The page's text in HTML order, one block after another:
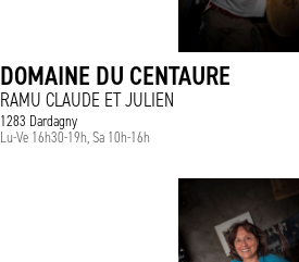
DOMAINE DU CENTAURE
RAMU CLAUDE ET JULIEN
1283 Dardagny
Lu-Ve 16h30-19h, Sa 10h-16h